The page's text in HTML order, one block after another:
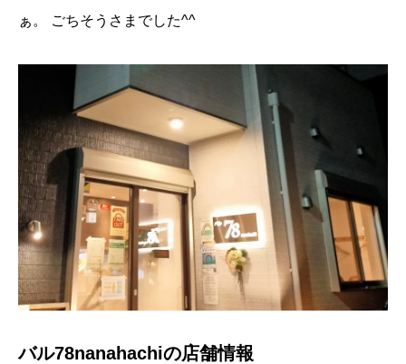
ぁ。
ごちそうさまでした^^
バル78nanahachiの店舗情報